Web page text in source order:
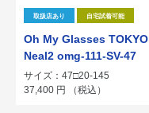
取扱店あり 自宅試着可能
Oh My Glasses TOKYO
Neal2 omg-111-SV-47
サイズ：47□20-145
37,400 円 （税込）